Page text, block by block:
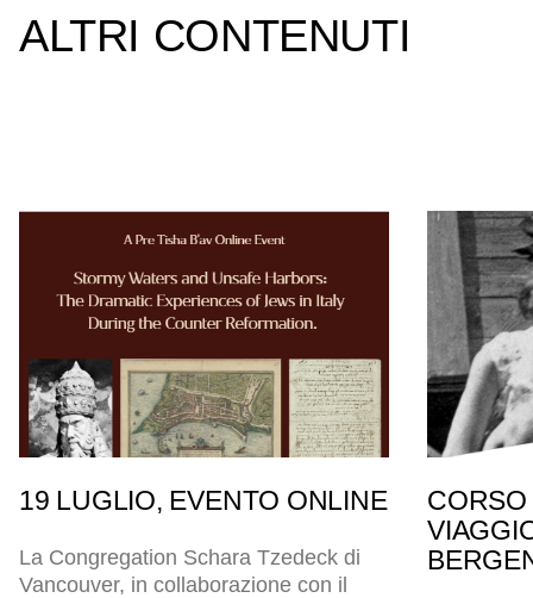
ALTRI CONTENUTI
19 LUGLIO, EVENTO ONLINE
La Congregation Schara Tzedeck di
Vancouver, in collaborazione con il